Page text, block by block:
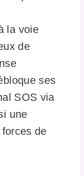
la voie
de
ses
SOS via
une
de